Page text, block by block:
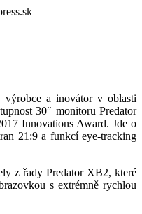
výrobce a inovátor v oblasti
30″ monitoru Predator
Innovations Award. Jde o
21:9 a funkcí eye-tracking
z řady Predator XB2, které
s extrémně rychlou